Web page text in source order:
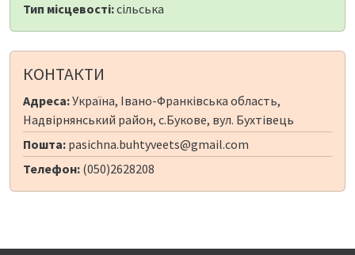
Тип місцевості:сільська
КОНТАКТИ
Адреса:Україна, Івано-Франківська область,
Надвірнянський район, с.Букове, вул. Бухтівець
Пошта: pasichna.buhtyveets@gmail.com
Телефон: (050)2628208